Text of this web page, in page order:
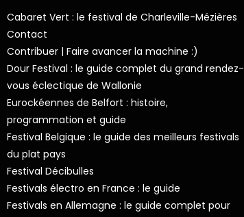
Cabaret Vert : le festival de Charleville-Mézières
Contact
Contribuer | Faire avancer la machine :)
Dour Festival : le guide complet du grand rendez-
vous éclectique de Wallonie
Eurockéennes de Belfort : histoire,
programmation et guide
Festival Belgique : le guide des meilleurs festivals
du plat pays
Festival Décibulles
Festivals électro en France : le guide
Festivals en Allemagne : le guide complet pour